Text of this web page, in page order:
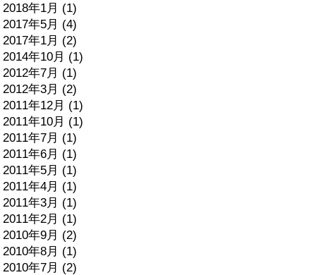
2018年1月 (1)
2017年5月 (4)
2017年1月 (2)
2014年10月 (1)
2012年7月 (1)
2012年3月 (2)
2011年12月 (1)
2011年10月 (1)
2011年7月 (1)
2011年6月 (1)
2011年5月 (1)
2011年4月 (1)
2011年3月 (1)
2011年2月 (1)
2010年9月 (2)
2010年8月 (1)
2010年7月 (2)